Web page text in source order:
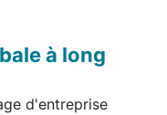
à long
d'entreprise